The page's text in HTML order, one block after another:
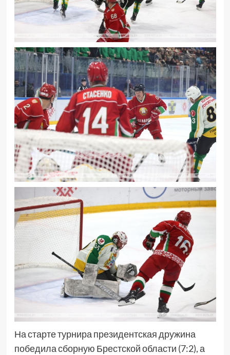
На старте турнира президентская дружина
победила сборную Брестской области (7:2), а